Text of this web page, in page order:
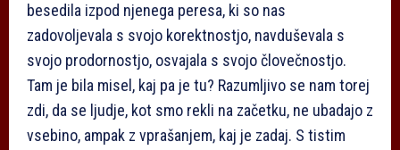
besedila izpod njenega peresa, ki so nas
zadovoljevala s svojo korektnostjo, navduševala s
svojo prodornostjo, osvajala s svojo človečnostjo.
Tam je bila misel, kaj pa je tu? Razumljivo se nam torej
zdi, da se ljudje, kot smo rekli na začetku, ne ubadajo z
vsebino, ampak z vprašanjem, kaj je zadaj. S tistim